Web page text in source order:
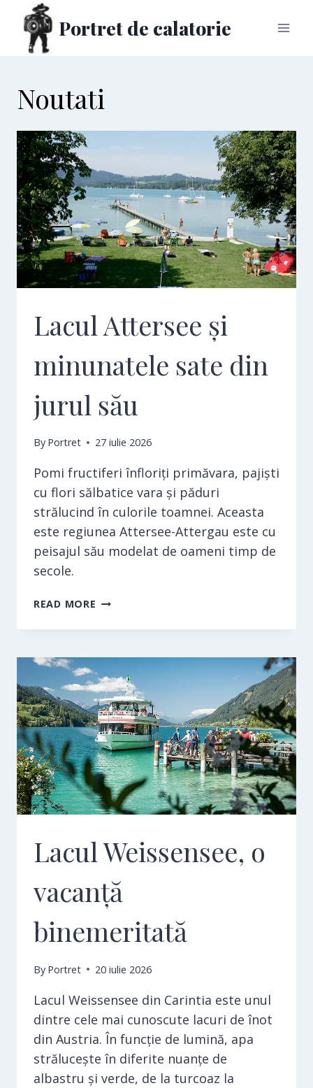
content
Portret de calatorie
Noutati
Lacul Attersee și
minunatele sate din
jurul său
By Portret 27 iulie 2026
Pomi fructiferi înfloriți primăvara, pajiști
cu flori sălbatice vara și păduri
strălucind în culorile toamnei. Aceasta
este regiunea Attersee-Attergau este cu
peisajul său modelat de oameni timp de
secole.
READ MORE LACUL
ȘI
DIN
JURUL
SĂU
Lacul Weissensee, o
vacanță
binemeritată
By Portret 20 iulie 2026
Lacul Weissensee din Carintia este unul
dintre cele mai cunoscute lacuri de înot
din Austria. În funcție de lumină, apa
strălucește în diferite nuanțe de
albastru și verde, de la turcoaz la